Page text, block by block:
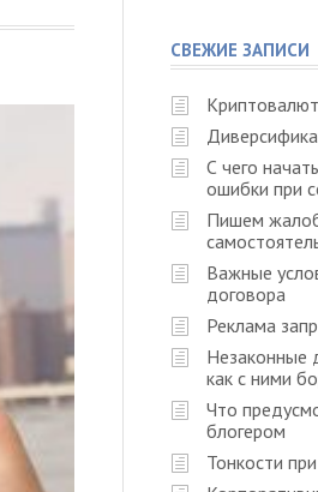
СВЕЖИЕ ЗАПИСИ
С чего
ошибки при
Пишем
Важные
договора
Реклама
Незаконные
как с ними
Что
блогером
Тонкости